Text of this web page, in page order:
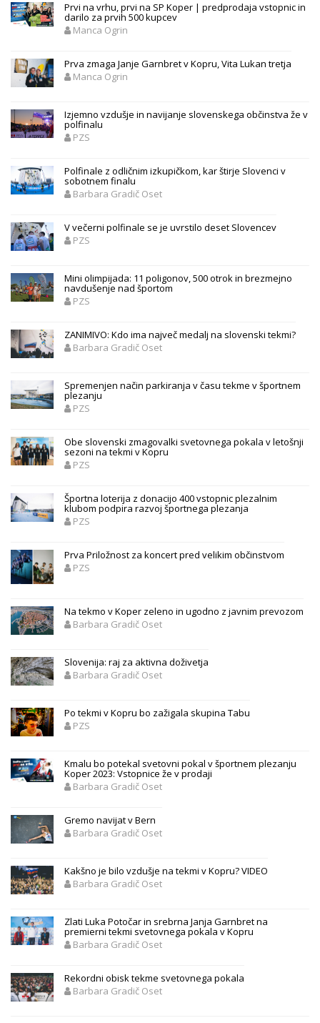
Prvi na vrhu, prvi na SP Koper | predprodaja vstopnic in
darilo za prvih 500 kupcev
Manca Ogrin
Prva zmaga Janje Garnbret v Kopru, Vita Lukan tretja
Manca Ogrin
Izjemno vzdušje in navijanje slovenskega občinstva že v
polfinalu
PZS
Polfinale z odličnim izkupičkom, kar štirje Slovenci v
sobotnem finalu
Barbara Gradič Oset
V večerni polfinale se je uvrstilo deset Slovencev
PZS
Mini olimpijada: 11 poligonov, 500 otrok in brezmejno
navdušenje nad športom
PZS
ZANIMIVO: Kdo ima največ medalj na slovenski tekmi?
Barbara Gradič Oset
Spremenjen način parkiranja v času tekme v športnem
plezanju
PZS
Obe slovenski zmagovalki svetovnega pokala v letošnji
sezoni na tekmi v Kopru
PZS
Športna loterija z donacijo 400 vstopnic plezalnim
klubom podpira razvoj športnega plezanja
PZS
Prva Priložnost za koncert pred velikim občinstvom
PZS
Na tekmo v Koper zeleno in ugodno z javnim prevozom
Barbara Gradič Oset
Slovenija: raj za aktivna doživetja
Barbara Gradič Oset
Po tekmi v Kopru bo zažigala skupina Tabu
PZS
Kmalu bo potekal svetovni pokal v športnem plezanju
Koper 2023: Vstopnice že v prodaji
Barbara Gradič Oset
Gremo navijat v Bern
Barbara Gradič Oset
Kakšno je bilo vzdušje na tekmi v Kopru? VIDEO
Barbara Gradič Oset
Zlati Luka Potočar in srebrna Janja Garnbret na
premierni tekmi svetovnega pokala v Kopru
Barbara Gradič Oset
Rekordni obisk tekme svetovnega pokala
Barbara Gradič Oset